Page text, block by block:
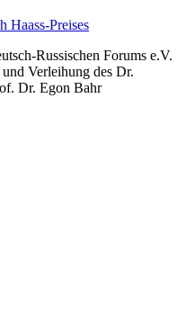
Russischen Forums e.V.
Verleihung des Dr.
Dr. Egon Bahr